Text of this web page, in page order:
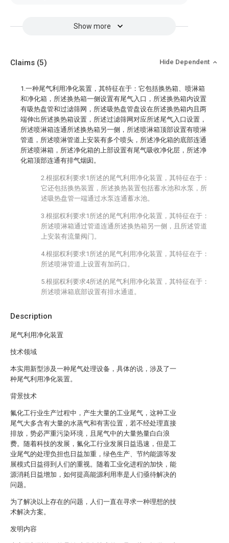
Show more
Description
尾气利用净化装置
技术领域
本实用新型涉及一种尾气处理设备，具体的说，涉及了一
种尾气利用净化装置。
背景技术
氟化工行业生产过程中，产生大量的工业尾气，这种工业
尾气大多含有大量的水蒸气和有害位置，若不经处理直接
排放，势必严重污染环境，且尾气中的大量热量白白浪
费。随着科技的发展，氟化工行业发展日益迅速，但是工
业尾气的处理负担也日益加重，绿色生产、节约能源等发
展模式日益得到人们的重视。随着工业化进程的加快，能
源消耗日益增加，如何提高能源利用率是人们亟待解决的
问题。
为了解决以上存在的问题，人们一直在寻求一种理想的技
术解决方案。
发明内容
Claims (5) Hide Dependent
1.一种尾气利用净化装置，其特征在于：它包括换热箱、喷淋箱
和净化箱，所述换热箱一侧设置有尾气入口，所述换热箱内设置
有吸热盘管和过滤筛网，所述吸热盘管盘设在所述换热箱内且两
端伸出所述换热箱设置，所述过滤筛网对应所述尾气入口设置，
所述喷淋箱连通所述换热箱另一侧，所述喷淋箱顶部设置有喷淋
管道，所述喷淋管道上安装有多个喷头，所述净化箱的底部连通
所述喷淋箱，所述净化箱的上部设置有尾气吸收净化层，所述净
化箱顶部连通有排气烟囱。
2.根据权利要求1所述的尾气利用净化装置，其特征在于：
它还包括换热装置，所述换热装置包括蓄水池和水泵，所
述吸热盘管一端通过水泵连通蓄水池。
3.根据权利要求1所述的尾气利用净化装置，其特征在于：
所述喷淋箱通过管道连通所述换热箱另一侧，且所述管道
上安装有流量阀门。
4.根据权利要求1所述的尾气利用净化装置，其特征在于：
所述喷淋管道上设置有加药口。
5.根据权利要求4所述的尾气利用净化装置，其特征在于：
所述喷淋箱底部设置有排水通道。